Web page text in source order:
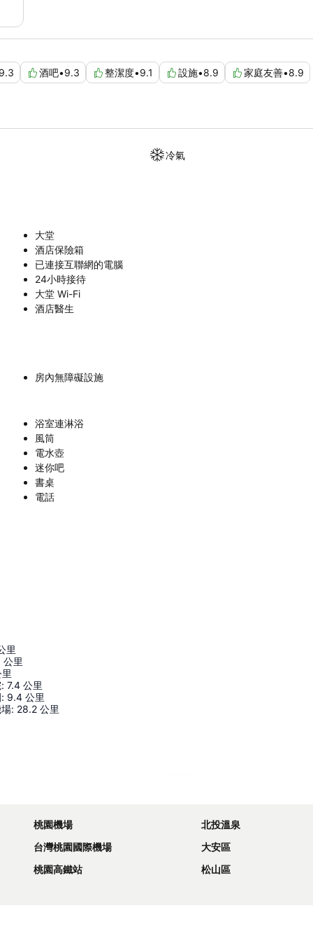
酒吧•9.3 整潔度•9.1 設施•8.9 家庭友善•8.9
冷氣
大堂
酒店保險箱
已連接互聯網的電腦
24小時接待
大堂 Wi-Fi
酒店醫生
房內無障礙設施
浴室連淋浴
風筒
電水壺
迷你吧
書桌
電話
里
公里
: 7.4 公里
: 9.4 公里
: 28.2 公里
桃園機場
北投溫泉
台灣桃園國際機場
大安區
桃園高鐵站
松山區